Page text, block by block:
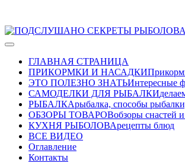
Перейти
к
Развлекательно-
авторский
журнал
рыбалке
ГЛАВНАЯ СТРАНИЦА
ПРИКОРМКИ И НАСАДКИ
ЭТО ПОЛЕЗНО ЗНАТЬИнтересные
САМОДЕЛКИ ДЛЯ РЫБАЛКИ
РЫБАЛКАрыбалка, способы
ОБЗОРЫ ТОВАРОВобзоры снастей
КУХНЯ РЫБОЛОВАрецепты блюд
ВСЕ ВИДЕО
Оглавление
Контакты